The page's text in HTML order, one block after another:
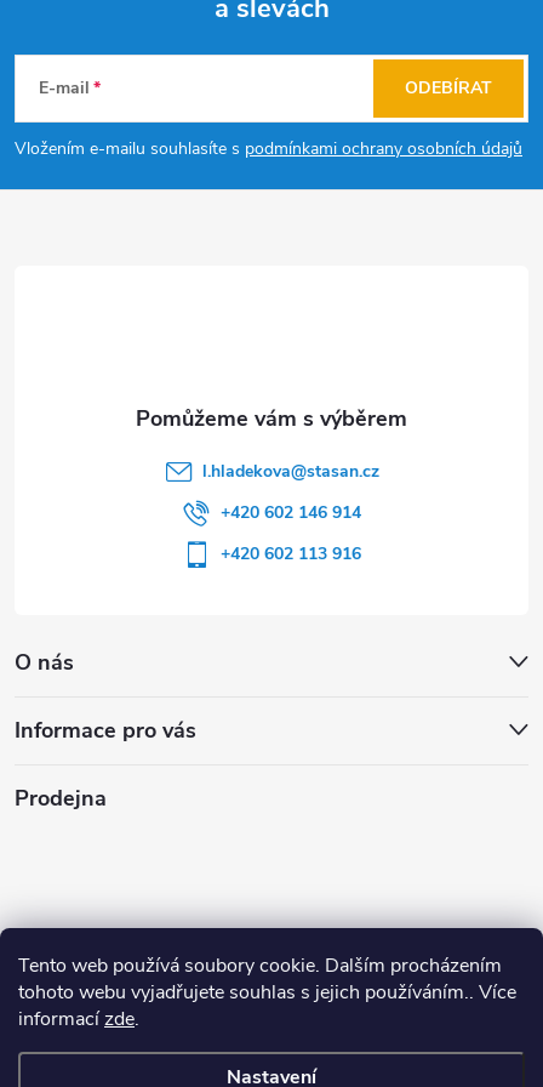
Tento web používá soubory cookie. Dalším procházením
tohoto webu vyjadřujete souhlas s jejich používáním.. Více
informacízde.
Nastavení
p
a
a slevách
E-mail
Vložením e-mailu souhlasíte s podmínkami ochrany osobních údajů
ODEBÍRAT
O nás
Informace pro vás
l.hladekova@stasan.cz
+420 602 146 914
+420 602 113 916
Prodejna